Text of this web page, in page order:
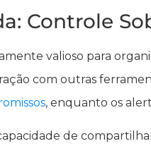
Controle
valioso para
com outras
, enquanto os
de